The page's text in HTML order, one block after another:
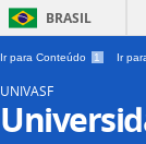
BRASIL
Ir para Conteúdo 1 Ir
UNIVASF